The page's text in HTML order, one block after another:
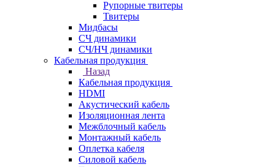
Рупорные твитеры
Твитеры
Мидбасы
СЧ динамики
СЧ/НЧ динамики
Кабельная продукция
Назад
Кабельная продукция
HDMI
Акустический кабель
Изоляционная лента
Межблочный кабель
Монтажный кабель
Оплетка кабеля
Силовой кабель